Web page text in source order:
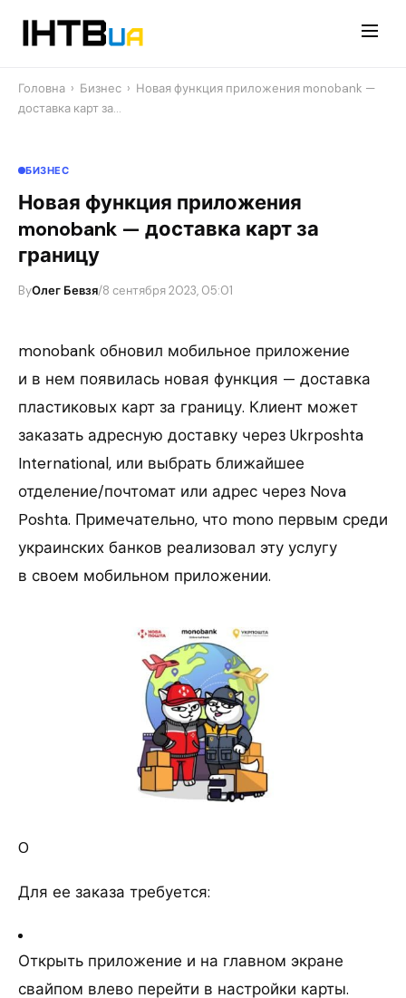
Головна › Бизнес › Новая функция приложения monobank —
доставка карт за…
БИЗНЕС
Новая функция приложения
monobank — доставка карт за
границу
ByОлег Бевзя/8 сентября 2023, 05:01
monobank обновил мобильное приложение
и в нем появилась новая функция — доставка
пластиковых карт за границу. Клиент может
заказать адресную доставку через Ukrposhta
International, или выбрать ближайшее
отделение/почтомат или адрес через Nova
Poshta. Примечательно, что mono первым среди
украинских банков реализовал эту услугу
в своем мобильном приложении.
0
Для ее заказа требуется:
Открыть приложение и на главном экране
свайпом влево перейти в настройки карты.